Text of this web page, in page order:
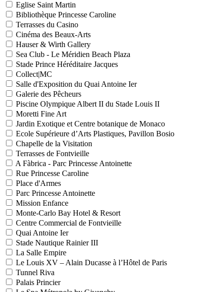
Eglise Saint Martin
Bibliothèque Princesse Caroline
Terrasses du Casino
Cinéma des Beaux-Arts
Hauser & Wirth Gallery
Sea Club - Le Méridien Beach Plaza
Stade Prince Héréditaire Jacques
Collect|MC
Salle d'Exposition du Quai Antoine Ier
Galerie des Pêcheurs
Piscine Olympique Albert II du Stade Louis II
Moretti Fine Art
Jardin Exotique et Centre botanique de Monaco
Ecole Supérieure d’Arts Plastiques, Pavillon Bosio
Chapelle de la Visitation
Terrasses de Fontvieille
A Fàbrica - Parc Princesse Antoinette
Rue Princesse Caroline
Place d'Armes
Parc Princesse Antoinette
Mission Enfance
Monte-Carlo Bay Hotel & Resort
Centre Commercial de Fontvieille
Quai Antoine Ier
Stade Nautique Rainier III
La Salle Empire
Le Louis XV – Alain Ducasse à l’Hôtel de Paris
Tunnel Riva
Palais Princier